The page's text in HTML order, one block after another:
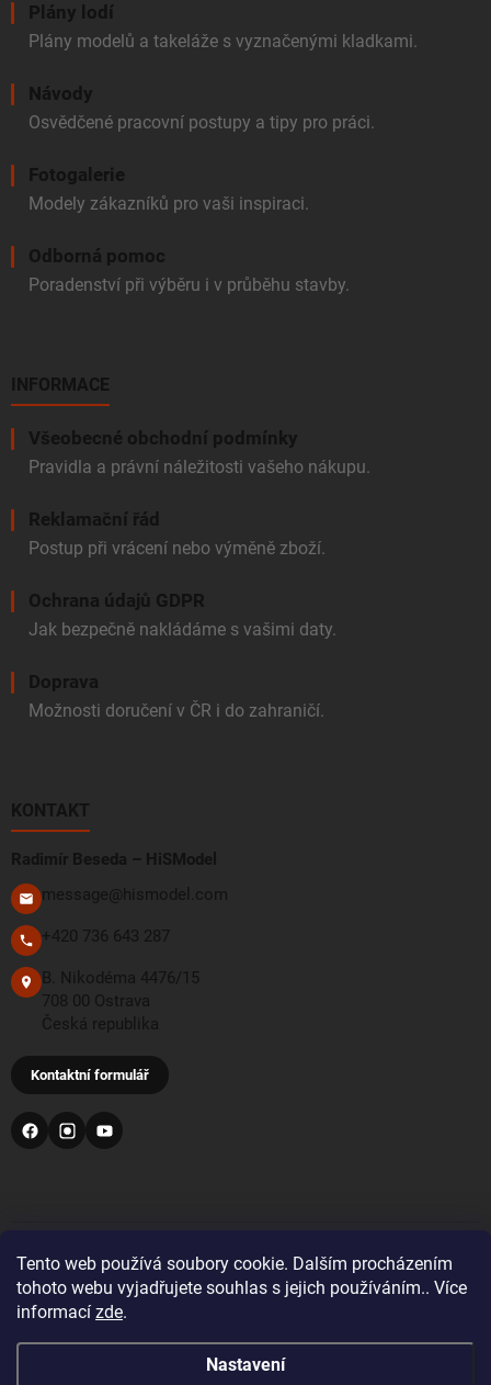
Tento web používá soubory cookie. Dalším procházením
tohoto webu vyjadřujete souhlas s jejich používáním.. Více
informací zde.
Nastavení
Pro objednávky z Velké Británie a Švýcarska se prosím
Plány lodí
Plány modelů a takeláže s vyznačenými kladkami.
Návody
Osvědčené pracovní postupy a tipy pro práci.
Fotogalerie
Modely zákazníků pro vaši inspiraci.
Odborná pomoc
Poradenství při výběru i v průběhu stavby.
INFORMACE
Všeobecné obchodní podmínky
Pravidla a právní náležitosti vašeho nákupu.
Reklamační řád
Postup při vrácení nebo výměně zboží.
Ochrana údajů GDPR
Jak bezpečně nakládáme s vašimi daty.
Doprava
Možnosti doručení v ČR i do zahraničí.
KONTAKT
Radimír Beseda – HiSModel
message@hismodel.com
+420 736 643 287
B. Nikodéma 4476/15
708 00 Ostrava
Česká republika
Kontaktní formulář
PŘIJÍMÁME TYTO PLATEBNÍ METODY